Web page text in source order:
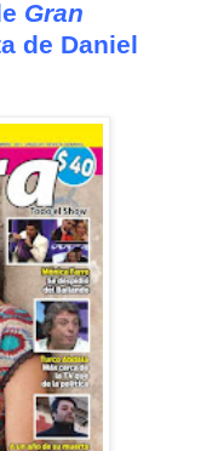
Gran
de Daniel